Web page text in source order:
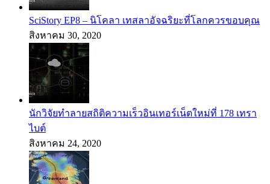
SciStory EP8 – นิโคลา เทสลาอัจฉริยะที่โลกควรขอบคุณ
สิงหาคม 30, 2020
นักวิจัยทำลายสถิติความเร็วอินเทอร์เน็ตใหม่ที่ 178 เทรา
ไบต์
สิงหาคม 24, 2020